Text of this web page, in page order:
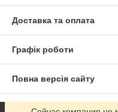
Доставка та оплата
Графік роботи
Повна версія сайту
Сайт створено на